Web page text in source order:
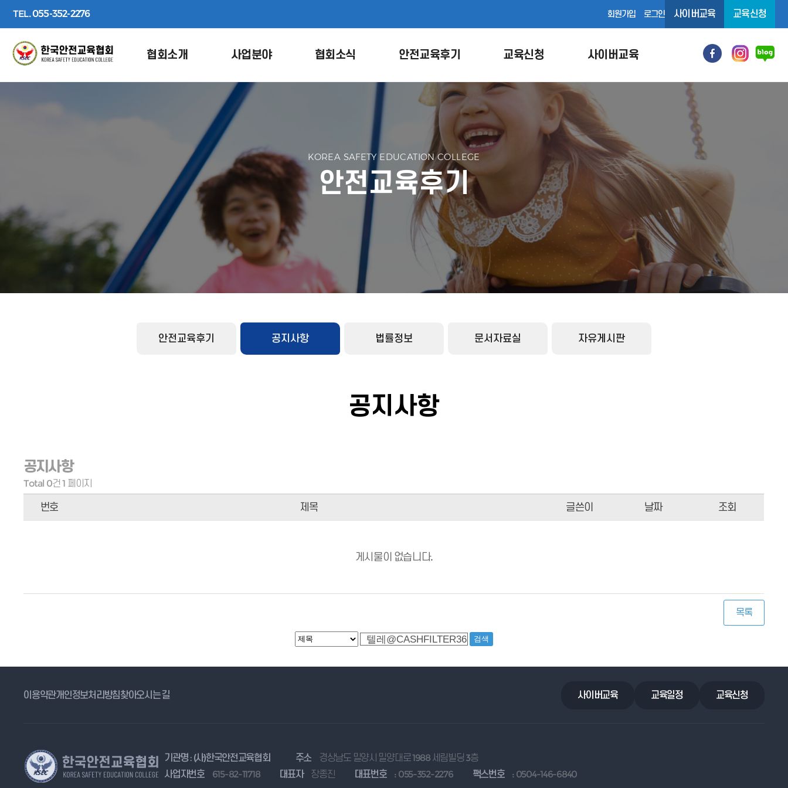
TEL.055-352-2276 회원가입 로그인 사이버교육 교육신청
협회소개 사업분야 협회소식 안전교육후기 교육신청 사이버교육
KOREA SAFETY EDUCATION COLLEGE
안전교육후기
안전교육후기 공지사항 법률정보 문서자료실 자유게시판
공지사항
공지사항
Total 0건 1 페이지
번호 제목 글쓴이 날짜 조회
게시물이 없습니다.
목록
이용약관개인정보처리방침찾아오시는 길 사이버교육 교육일정 교육신청
기관명 : (사)한국안전교육협회 주소
경상남도 밀양시 밀양대로 1988 세림빌딩 3층
사업자번호
615-82-11718 대표자 장종진 대표번호 : 055-352-2276 팩스번호 : 0504-146-6840